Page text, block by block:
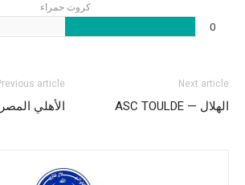
كروت حمراء
0
article
الأهلي
Next article
الهلال — ASC TOULDE